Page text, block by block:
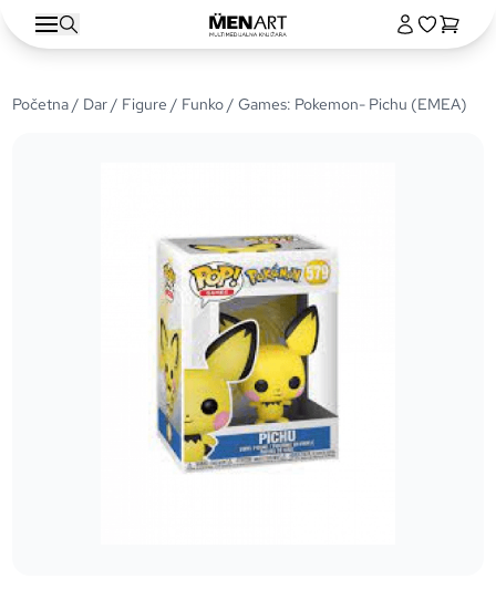
Početna/ Dar/ Figure / Funko/ Games: Pokemon- Pichu (EMEA)